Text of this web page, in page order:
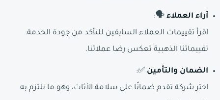
آراء العملاء🗣️:
اقرأ تقييمات العملاء السابقين للتأكد من جودة الخدمة.
تقييماتنا الذهبية تعكس رضا عملائنا.
الضمان والتأمين ✅:
اختر شركة تقدم ضمانًا على سلامة الأثاث، وهو ما نلتزم به